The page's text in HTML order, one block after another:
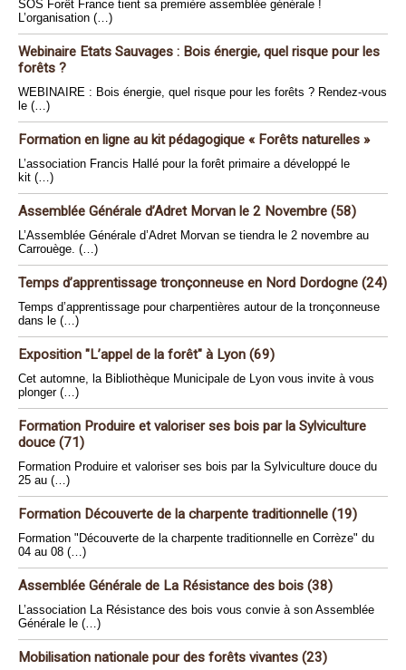
SOS Forêt France tient sa première assemblée générale !
L’organisation (…)
Webinaire Etats Sauvages : Bois énergie, quel risque pour les
forêts ?
WEBINAIRE : Bois énergie, quel risque pour les forêts ? Rendez-vous
le (…)
Formation en ligne au kit pédagogique « Forêts naturelles »
L’association Francis Hallé pour la forêt primaire a développé le
kit (…)
Assemblée Générale d’Adret Morvan le 2 Novembre (58)
L’Assemblée Générale d’Adret Morvan se tiendra le 2 novembre au
Carrouège. (…)
Temps d’apprentissage tronçonneuse en Nord Dordogne (24)
Temps d’apprentissage pour charpentières autour de la tronçonneuse
dans le (…)
Exposition "L’appel de la forêt" à Lyon (69)
Cet automne, la Bibliothèque Municipale de Lyon vous invite à vous
plonger (…)
Formation Produire et valoriser ses bois par la Sylviculture
douce (71)
Formation Produire et valoriser ses bois par la Sylviculture douce du
25 au (…)
Formation Découverte de la charpente traditionnelle (19)
Formation "Découverte de la charpente traditionnelle en Corrèze" du
04 au 08 (…)
Assemblée Générale de La Résistance des bois (38)
L’association La Résistance des bois vous convie à son Assemblée
Générale le (…)
Mobilisation nationale pour des forêts vivantes (23)